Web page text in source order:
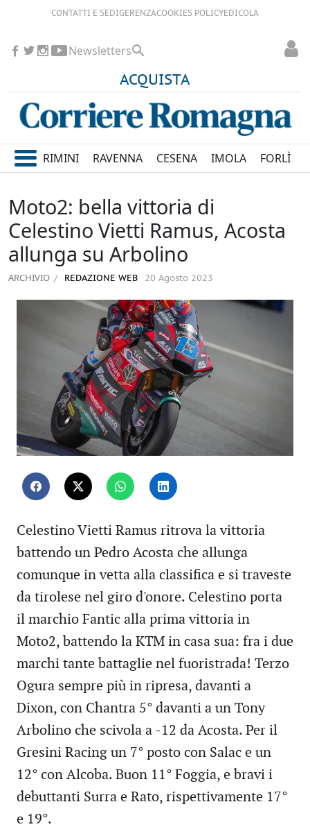
CONTATTI E SEDIGERENZACOOKIES POLICYEDICOLA
ACQUISTA
Newsletters
RIMINI RAVENNA CESENA IMOLA FORLÌ
Moto2: bella vittoria di
Celestino Vietti Ramus, Acosta
allunga su Arbolino
ARCHIVIO REDAZIONE WEB 20 Agosto 2023
Celestino Vietti Ramus ritrova la vittoria
battendo un Pedro Acosta che allunga
comunque in vetta alla classifica e si traveste
da tirolese nel giro d'onore. Celestino porta
il marchio Fantic alla prima vittoria in
Moto2, battendo la KTM in casa sua: fra i due
marchi tante battaglie nel fuoristrada! Terzo
Ogura sempre più in ripresa, davanti a
Dixon, con Chantra 5° davanti a un Tony
Arbolino che scivola a -12 da Acosta. Per il
Gresini Racing un 7° posto con Salac e un
12° con Alcoba. Buon 11° Foggia, e bravi i
debuttanti Surra e Rato, rispettivamente 17°
e 19°.